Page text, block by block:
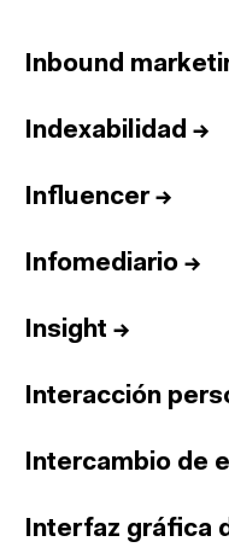
Inbound
Indexabilidad →
Influencer→
Infomediario →
Insight →
Interacción
Intercambio de
Interfaz gráfica